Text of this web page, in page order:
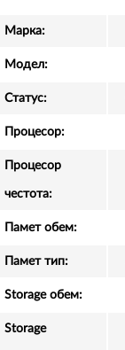
Марка:
Модел:
Статус:
Процесор:
Процесор
честота:
Памет обем:
Памет тип:
Storage обем:
Storage